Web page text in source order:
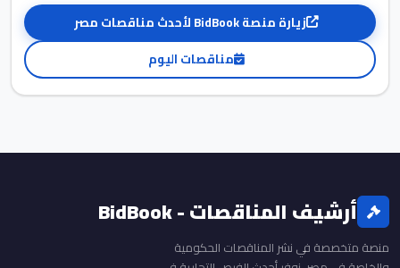
زيارة منصة BidBook لأحدث مناقصات مصر
مناقصات اليوم
أرشيف المناقصات - BidBook
منصة متخصصة في نشر المناقصات الحكومية